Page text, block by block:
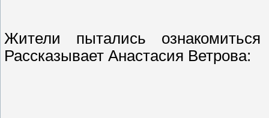
Жители пытались
Рассказывает Анастасия Ветрова: